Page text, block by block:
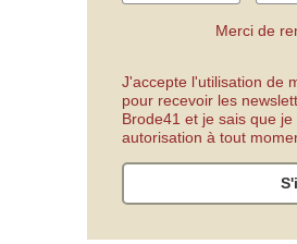
Merci de
J'accepte l'utilisation de
pour recevoir les
Brode41 et je sais que
autorisation à tout